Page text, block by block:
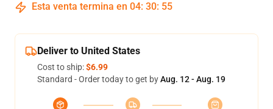
Esta venta termina en 04: 30: 54
Deliver to United States
Cost to ship:$6.99
Standard - Order today to get byAug. 12 - Aug. 19